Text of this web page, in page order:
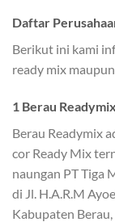
Daftar
Berikut ini kami
ready mix
1 Berau
Berau Readymix
cor Ready Mix
naungan PT Tiga
di Jl. H.A.R.M
Kabupaten